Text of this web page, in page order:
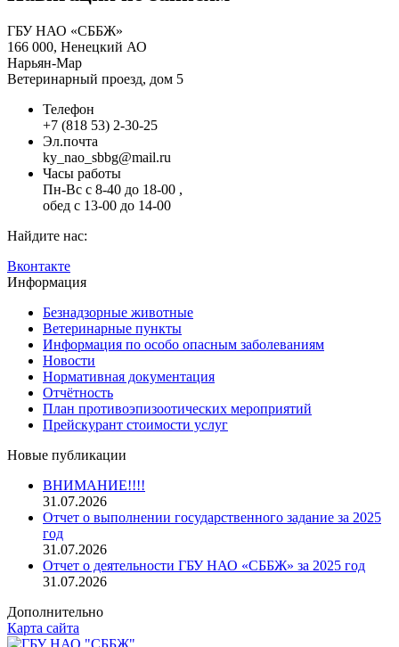
ГБУ НАО «СББЖ»
166 000, Ненецкий АО
Нарьян-Мар
Ветеринарный проезд, дом 5
Телефон
+7 (818 53) 2-30-25
Эл.почта
ky_nao_sbbg@mail.ru
Часы работы
Пн-Вс с 8-40 до 18-00 ,
обед с 13-00 до 14-00
Найдите нас:
Вконтакте
Информация
Безнадзорные животные
Ветеринарные пункты
Информация по особо опасным заболеваниям
Новости
Нормативная документация
Отчётность
План противоэпизоотических мероприятий
Прейскурант стоимости услуг
Новые публикации
ВНИМАНИЕ!!!!
31.07.2026
Отчет о выполнении государственного задание за 2025
год
31.07.2026
Отчет о деятельности ГБУ НАО «СББЖ» за 2025 год
31.07.2026
Дополнительно
Карта сайта